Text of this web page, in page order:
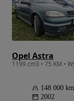
Opel Astra
1199 cm3 • 75 KM •
148 000 km
2002